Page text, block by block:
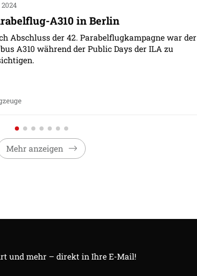
A310 in Berlin
Abschluss der 42. Parabelflugkampagne war der
A310 während der Public Days der ILA zu
Mehr anzeigen
und mehr – direkt in Ihre E-Mail!